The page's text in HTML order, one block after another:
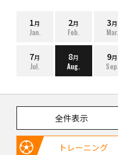
1月
Jan.
2月
Feb.
3月
Mar.
7月
Jul.
8月
Aug.
9月
Sep.
全件表示
トレーニング